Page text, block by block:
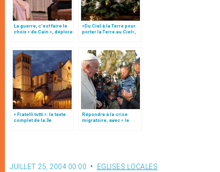
La guerre, c’est faire le
choix « de Caïn », déplore
«Du Ciel à la Terre pour
porter la Terre au Ciel»,
« Fratelli tutti »: le texte
complet de la 3e
Répondre à la crise
migratoire, avec « le
JUILLET 25, 2004 00:00 EGLISES LOCALES